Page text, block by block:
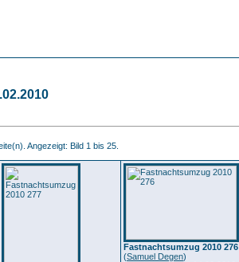
Angezeigt: Bild 1 bis 25.
Fastnachtsumzug 2010 276
(Samuel Degen)